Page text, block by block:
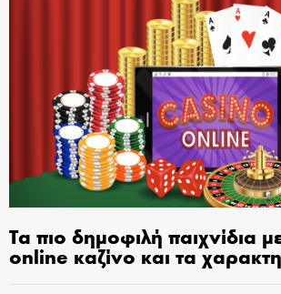
Τα πιο δημοφιλή παιχνίδια
online καζίνο και τα